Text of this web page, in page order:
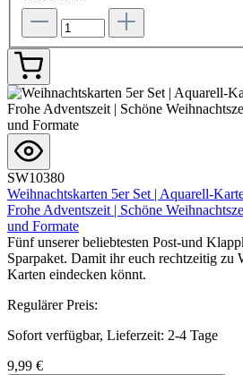
SW10380
Weihnachtskarten 5er Set | Aquarell-
Frohe Adventszeit | Schöne
und Formate
Fünf unserer beliebtesten Post-und
Sparpaket. Damit ihr euch rechtzeitig zu
Karten eindecken könnt.
Regulärer Preis:
Sofort verfügbar, Lieferzeit: 2-4 Tage
9,99 €